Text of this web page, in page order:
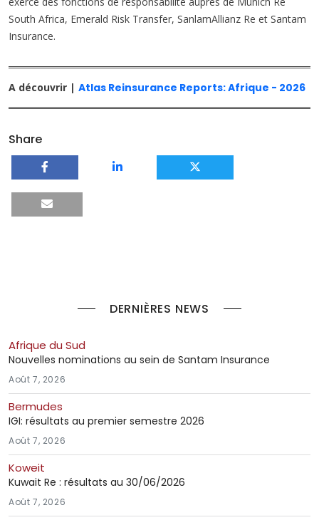
South Africa, Emerald Risk Transfer, SanlamAllianz Re et Santam
Insurance.
A découvrir | Atlas Reinsurance Reports: Afrique - 2026
Share
DERNIÈRES NEWS
Afrique du Sud
Nouvelles nominations au sein de Santam Insurance
Août 7, 2026
Bermudes
IGI: résultats au premier semestre 2026
Août 7, 2026
Koweit
Kuwait Re : résultats au 30/06/2026
Août 7, 2026